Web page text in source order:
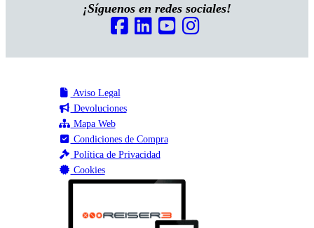
¡Síguenos en redes sociales!
Aviso Legal
Devoluciones
Mapa Web
Condiciones de Compra
Política de Privacidad
Cookies